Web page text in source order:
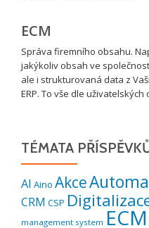
ECM
Správa firemního obsahu.
jakýkoliv obsah ve
ale i strukturovaná data z
ERP. To vše dle uživatelských
TÉMATA
AI Aino Akce
CRM CSP
management system ECM